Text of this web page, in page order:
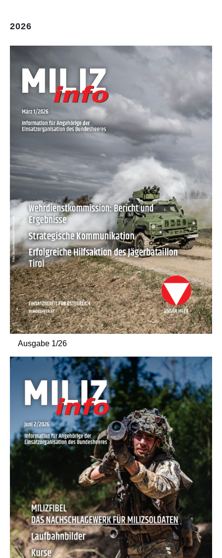
2026
Ausgabe 1/26